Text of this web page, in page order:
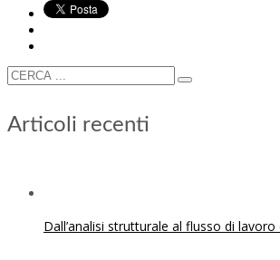
Articoli recenti
Dall’analisi strutturale al flusso di lavoro